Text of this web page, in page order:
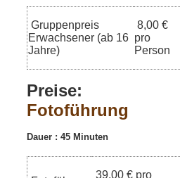
Gruppenpreis
Erwachsener (ab 16
Jahre)
8,00 €
pro
Person
Preise:
Fotoführung
Dauer : 45 Minuten
39,00 € pro